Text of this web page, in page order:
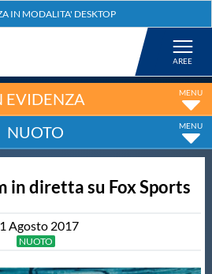
EVIDENZA
NUOTO
in diretta su Fox Sports
Agosto 2017
NUOTO